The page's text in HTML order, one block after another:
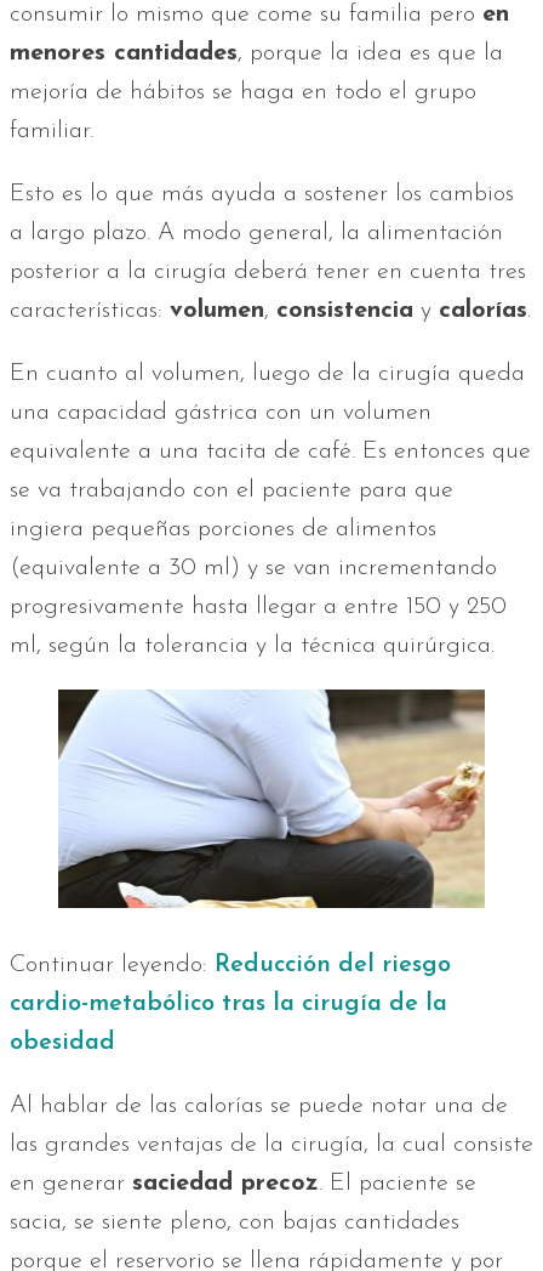
consumir lo mismo que come su familia pero en
menores cantidades, porque la idea es que la
mejoría de hábitos se haga en todo el grupo
familiar.
Esto es lo que más ayuda a sostener los cambios
a largo plazo. A modo general, la alimentación
posterior a la cirugía deberá tener en cuenta tres
características: volumen, consistencia y calorías.
En cuanto al volumen, luego de la cirugía queda
una capacidad gástrica con un volumen
equivalente a una tacita de café. Es entonces que
se va trabajando con el paciente para que
ingiera pequeñas porciones de alimentos
(equivalente a 30 ml) y se van incrementando
progresivamente hasta llegar a entre 150 y 250
ml, según la tolerancia y la técnica quirúrgica.
Continuar leyendo: Reducción del riesgo
cardio-metabólico tras la cirugía de la
obesidad
Al hablar de las calorías se puede notar una de
las grandes ventajas de la cirugía, la cual consiste
en generar saciedad precoz. El paciente se
sacia, se siente pleno, con bajas cantidades
porque el reservorio se llena rápidamente y por